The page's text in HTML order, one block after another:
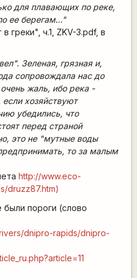
для плавающих по реке,
ее берегам..."
греки", ч.1, ZKV-3.pdf, в
Зеленая, грязная и,
сопровождала нас до
жаль, ибо река -
хозяйствуют
убедились, что
перед страной
это не "мутные воды
то за малым
http://www.eco-
druzz87.htm)
пороги (слово
dnipro-rapids/dnipro-